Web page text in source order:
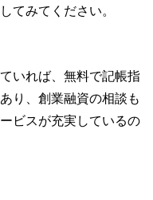
てみてください。
いれば、無料で記帳指
り、創業融資の相談も
ビスが充実しているの